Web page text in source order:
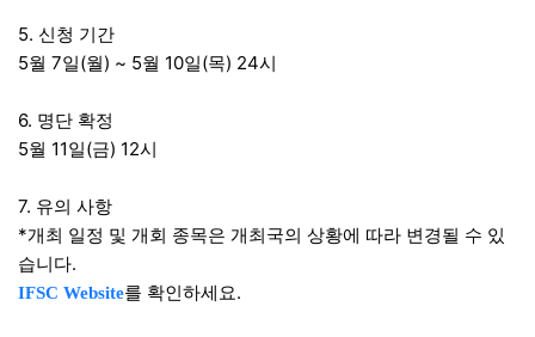
5. 신청 기간
5월 7일(월) ~ 5월 10일(목) 24시
6. 명단 확정
5월 11일(금) 12시
7. 유의 사항
*개최 일정 및 개회 종목은 개최국의 상황에 따라 변경될 수 있
습니다.
IFSC Website를 확인하세요.